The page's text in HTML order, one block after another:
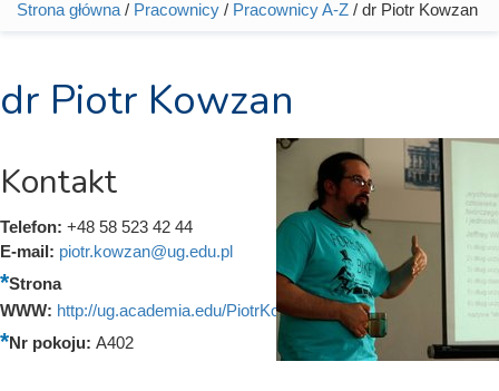
Jesteś tutaj
Strona główna / Pracownicy / Pracownicy A-Z / dr Piotr Kowzan
dr Piotr Kowzan
Kontakt
Telefon: +48 58 523 42 44
E-mail: piotr.kowzan@ug.edu.pl
Strona
WWW: http://ug.academia.edu/PiotrKowzan
Nr pokoju: A402